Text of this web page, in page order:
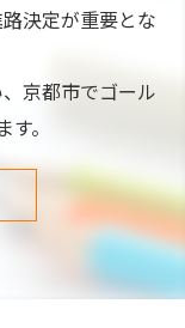
決定が重要とな
京都市でゴール
。